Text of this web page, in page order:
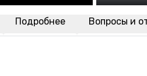
Подробнее Вопросы и